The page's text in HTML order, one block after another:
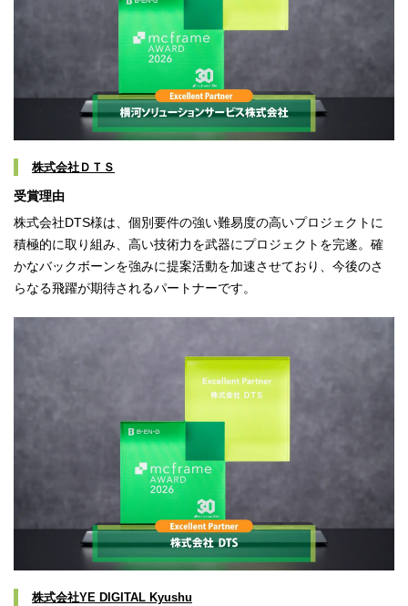
株式会社ＤＴＳ
受賞理由
株式会社DTS様は、個別要件の強い難易度の高いプロジェクトに
積極的に取り組み、高い技術力を武器にプロジェクトを完遂。確
かなバックボーンを強みに提案活動を加速させており、今後のさ
らなる飛躍が期待されるパートナーです。
株式会社YE DIGITAL Kyushu